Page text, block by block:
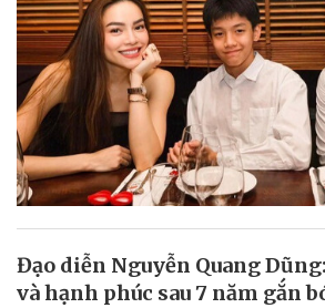
Đạo diễn Nguyễn Quang
và hạnh phúc sau 7 năm gắn